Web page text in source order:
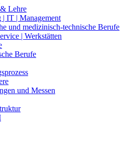
Lehre
| IT | Management
und medizinisch-technische Berufe
| Werkstätten
Berufe
und Messen